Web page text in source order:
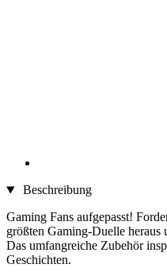
Beschreibung
Gaming Fans aufgepasst!
größten Gaming-Duelle heraus
Das umfangreiche Zubehör
Geschichten.